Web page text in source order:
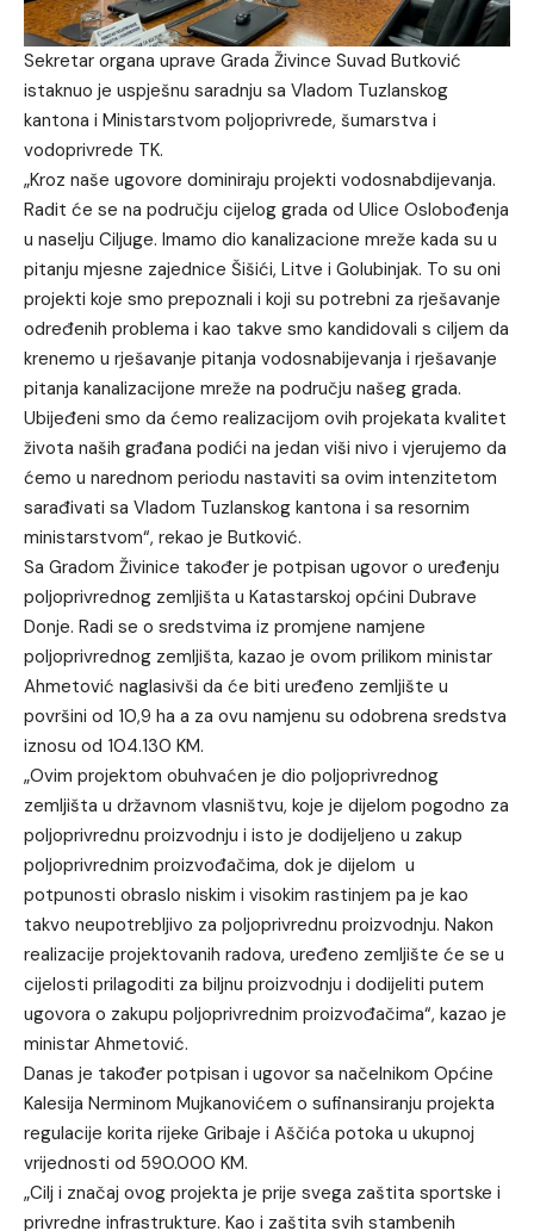
Sekretar organa uprave Grada Živince Suvad Butković
istaknuo je uspješnu saradnju sa Vladom Tuzlanskog
kantona i Ministarstvom poljoprivrede, šumarstva i
vodoprivrede TK.
„Kroz naše ugovore dominiraju projekti vodosnabdijevanja.
Radit će se na području cijelog grada od Ulice Oslobođenja
u naselju Ciljuge. Imamo dio kanalizacione mreže kada su u
pitanju mjesne zajednice Šišići, Litve i Golubinjak. To su oni
projekti koje smo prepoznali i koji su potrebni za rješavanje
određenih problema i kao takve smo kandidovali s ciljem da
krenemo u rješavanje pitanja vodosnabijevanja i rješavanje
pitanja kanalizacijone mreže na području našeg grada.
Ubijeđeni smo da ćemo realizacijom ovih projekata kvalitet
života naših građana podići na jedan viši nivo i vjerujemo da
ćemo u narednom periodu nastaviti sa ovim intenzitetom
sarađivati sa Vladom Tuzlanskog kantona i sa resornim
ministarstvom“, rekao je Butković.
Sa Gradom Živinice također je potpisan ugovor o uređenju
poljoprivrednog zemljišta u Katastarskoj općini Dubrave
Donje. Radi se o sredstvima iz promjene namjene
poljoprivrednog zemljišta, kazao je ovom prilikom ministar
Ahmetović naglasivši da će biti uređeno zemljište u
površini od 10,9 ha a za ovu namjenu su odobrena sredstva
iznosu od 104.130 KM.
„Ovim projektom obuhvaćen je dio poljoprivrednog
zemljišta u državnom vlasništvu, koje je dijelom pogodno za
poljoprivrednu proizvodnju i isto je dodijeljeno u zakup
poljoprivrednim proizvođačima, dok je dijelom u
potpunosti obraslo niskim i visokim rastinjem pa je kao
takvo neupotrebljivo za poljoprivrednu proizvodnju. Nakon
realizacije projektovanih radova, uređeno zemljište će se u
cijelosti prilagoditi za biljnu proizvodnju i dodijeliti putem
ugovora o zakupu poljoprivrednim proizvođačima“, kazao je
ministar Ahmetović.
Danas je također potpisan i ugovor sa načelnikom Općine
Kalesija Nerminom Mujkanovićem o sufinansiranju projekta
regulacije korita rijeke Gribaje i Aščića potoka u ukupnoj
vrijednosti od 590.000 KM.
„Cilj i značaj ovog projekta je prije svega zaštita sportske i
privredne infrastrukture. Kao i zaštita svih stambenih